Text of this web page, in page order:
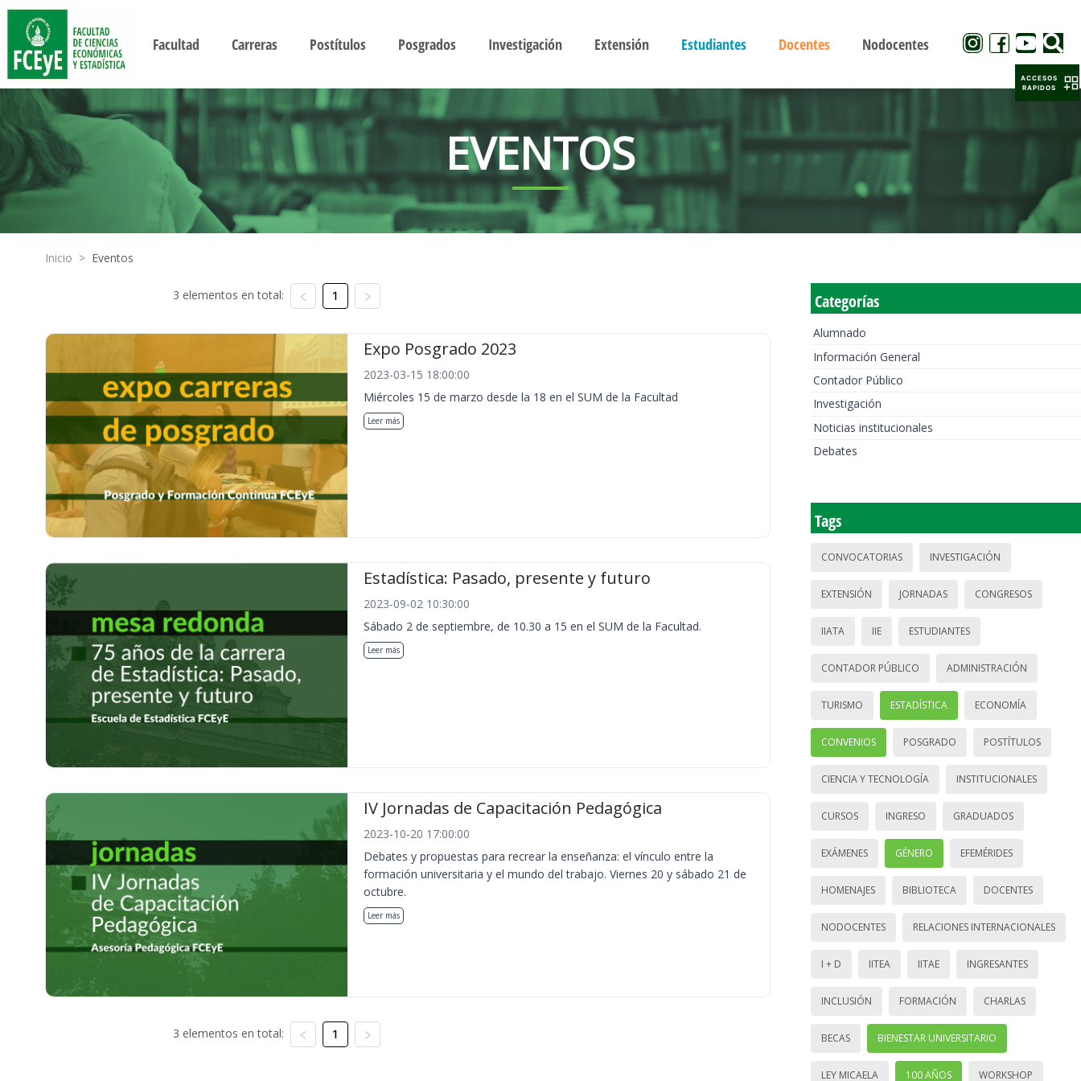
Facultad Carreras Postítulos Posgrados Investigación Extensión Estudiantes Docentes Nodocentes
EVENTOS
Inicio > Eventos
3 elementos en total: 1
Expo Posgrado 2023
2023-03-15 18:00:00
Miércoles 15 de marzo desde la 18 en el SUM de la Facultad
Leer más
Estadística: Pasado, presente y futuro
2023-09-02 10:30:00
Sábado 2 de septiembre, de 10.30 a 15 en el SUM de la Facultad.
Leer más
IV Jornadas de Capacitación Pedagógica
2023-10-20 17:00:00
Debates y propuestas para recrear la enseñanza: el vínculo entre la
formación universitaria y el mundo del trabajo. Viernes 20 y sábado 21 de
octubre.
Leer más
3 elementos en total: 1
Categorías
Alumnado
Información General
Contador Público
Investigación
Noticias institucionales
Debates
Tags
CONVOCATORIAS INVESTIGACIÓN
EXTENSIÓN JORNADAS CONGRESOS
IIATA IIE ESTUDIANTES
CONTADOR PÚBLICO ADMINISTRACIÓN
TURISMO ESTADÍSTICA ECONOMÍA
CONVENIOS POSGRADO POSTÍTULOS
CIENCIA Y TECNOLOGÍA INSTITUCIONALES
CURSOS INGRESO GRADUADOS
EXÁMENES GÉNERO EFEMÉRIDES
HOMENAJES BIBLIOTECA DOCENTES
NODOCENTES RELACIONES INTERNACIONALES
I + D IITEA IITAE INGRESANTES
INCLUSIÓN FORMACIÓN CHARLAS
BECAS BIENESTAR UNIVERSITARIO
LEY MICAELA 100 AÑOS WORKSHOP
ACCESOS
RAPIDOS